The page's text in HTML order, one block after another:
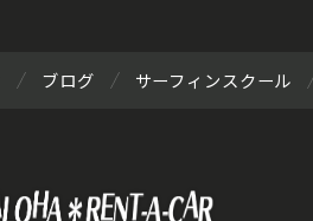
ブログ サーフィンスクール